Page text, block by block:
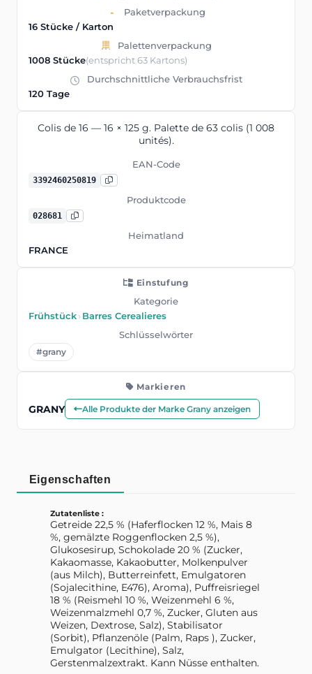
Paketverpackung
16 Stücke / Karton
Palettenverpackung
1008 Stücke(entspricht 63 Kartons)
Durchschnittliche Verbrauchsfrist
120 Tage
Colis de 16 — 16 × 125 g. Palette de 63 colis (1 008
unités).
EAN-Code
3392460250819
Produktcode
028681
Heimatland
FRANCE
Einstufung
Kategorie
Frühstück›Barres Cerealieres
Schlüsselwörter
#grany
Markieren
GRANY Alle Produkte der Marke Grany anzeigen
Eigenschaften
Zutatenliste :
Getreide 22,5 % (Haferflocken 12 %, Mais 8
%, gemälzte Roggenflocken 2,5 %),
Glukosesirup, Schokolade 20 % (Zucker,
Kakaomasse, Kakaobutter, Molkenpulver
(aus Milch), Butterreinfett, Emulgatoren
(Sojalecithine, E476), Aroma), Puffreisriegel
18 % (Reismehl 10 %, Weizenmehl 6 %,
Weizenmalzmehl 0,7 %, Zucker, Gluten aus
Weizen, Dextrose, Salz), Stabilisator
(Sorbit), Pflanzenöle (Palm, Raps ), Zucker,
Emulgator (Lecithine), Salz,
Gerstenmalzextrakt. Kann Nüsse enthalten.